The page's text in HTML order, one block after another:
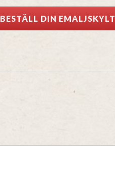
BESTÄLL DIN EMALJSKYLT